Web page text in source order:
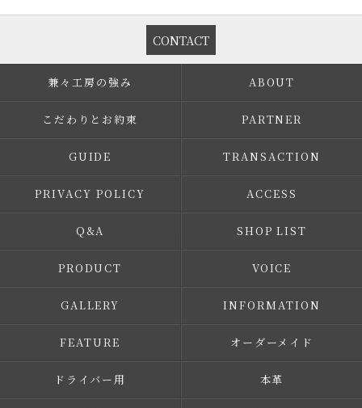
CONTACT
兼々工房の強み ABOUT
こだわりとお約束 PARTNER
GUIDE TRANSACTION
PRIVACY POLICY ACCESS
Q&A SHOP LIST
PRODUCT VOICE
GALLERY INFORMATION
FEATURE オーダーメイド
ドライバー用 本革